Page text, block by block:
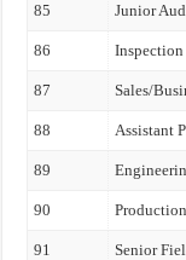
85 Junior
86
87 Sales/
88 Assistant
89
90
91 Senior